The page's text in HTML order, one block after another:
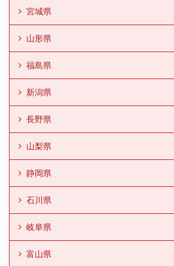
宮城県
山形県
福島県
新潟県
長野県
山梨県
静岡県
石川県
岐阜県
富山県